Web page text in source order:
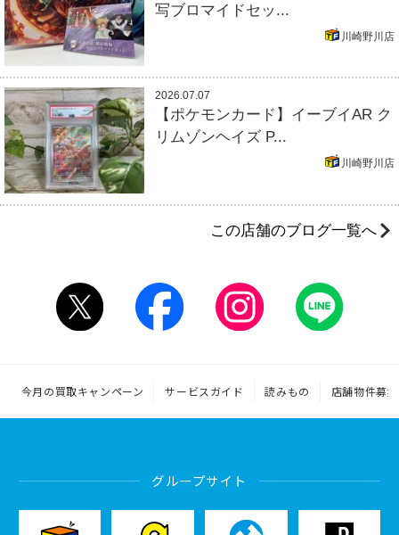
写ブロマイドセッ...
川崎野川店
2026.07.07
【ポケモンカード】イーブイAR ク
リムゾンヘイズ P...
川崎野川店
この店舗のブログ一覧へ
今月の買取キャンペーン サービスガイド 読みもの 店舗物件募集
グループサイト